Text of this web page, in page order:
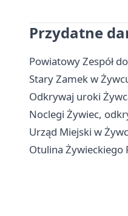
Przydatne
Powiatowy Zespół
Stary Zamek w
Odkrywaj uroki
Noclegi Żywiec,
Urząd Miejski w
Otulina Żywieckiego